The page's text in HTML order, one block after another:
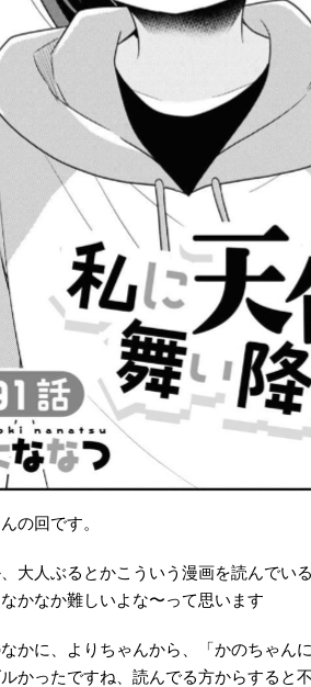
の回です。
大人ぶるとかこういう漫画を読んでい
かなか難しいよな〜って思います
かに、よりちゃんから、「かのちゃん
ルかったですね、読んでる方からすると